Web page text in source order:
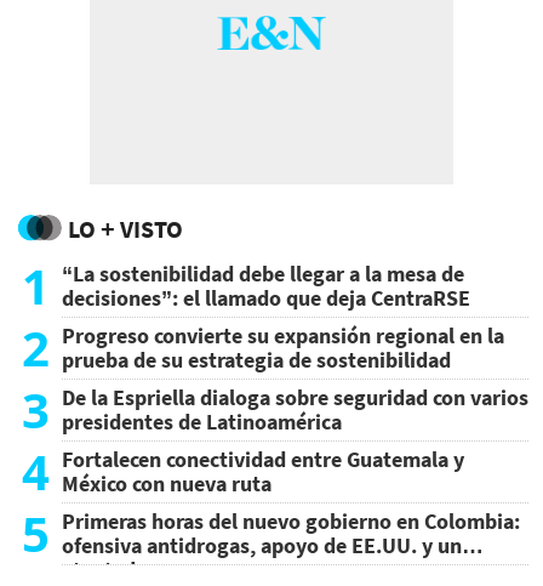
LO + VISTO
1
“La sostenibilidad debe llegar a la mesa de
decisiones”: el llamado que deja CentraRSE
2 Progreso convierte su expansión regional en la
prueba de su estrategia de sostenibilidad
3 De la Espriella dialoga sobre seguridad con varios
presidentes de Latinoamérica
4 Fortalecen conectividad entre Guatemala y
México con nueva ruta
5 Primeras horas del nuevo gobierno en Colombia:
ofensiva antidrogas, apoyo de EE.UU. y un
atentado